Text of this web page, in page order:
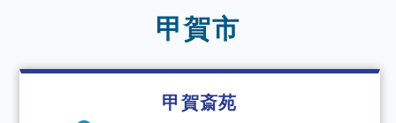
甲賀市
甲賀斎苑